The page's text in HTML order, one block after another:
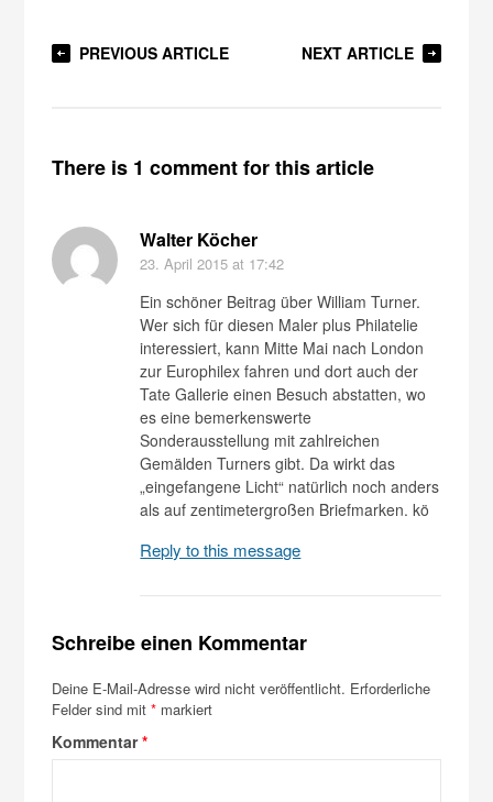
PREVIOUS ARTICLE NEXT ARTICLE
There is 1 comment for this article
Walter Köcher
23. April 2015 at 17:42
Ein schöner Beitrag über William Turner.
Wer sich für diesen Maler plus Philatelie
interessiert, kann Mitte Mai nach London
zur Europhilex fahren und dort auch der
Tate Gallerie einen Besuch abstatten, wo
es eine bemerkenswerte
Sonderausstellung mit zahlreichen
Gemälden Turners gibt. Da wirkt das
„eingefangene Licht“ natürlich noch anders
als auf zentimetergroßen Briefmarken. kö
Reply to this message
Schreibe einen Kommentar
Deine E-Mail-Adresse wird nicht veröffentlicht. Erforderliche
Felder sind mit* markiert
Kommentar*